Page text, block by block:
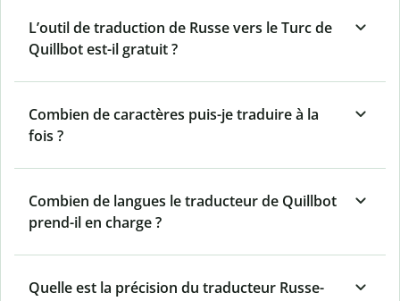
L’outil de traduction de Russe vers le Turc de
Quillbot est-il gratuit ?
Combien de caractères puis-je traduire à la
fois ?
Combien de langues le traducteur de Quillbot
prend-il en charge ?
Quelle est la précision du traducteur Russe-